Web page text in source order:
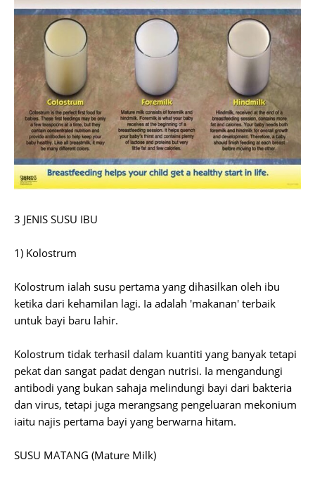
3 JENIS SUSU IBU
1) Kolostrum
Kolostrum ialah susu pertama yang dihasilkan oleh ibu
ketika dari kehamilan lagi. Ia adalah 'makanan' terbaik
untuk bayi baru lahir.
Kolostrum tidak terhasil dalam kuantiti yang banyak tetapi
pekat dan sangat padat dengan nutrisi. Ia mengandungi
antibodi yang bukan sahaja melindungi bayi dari bakteria
dan virus, tetapi juga merangsang pengeluaran mekonium
iaitu najis pertama bayi yang berwarna hitam.
SUSU MATANG (Mature Milk)